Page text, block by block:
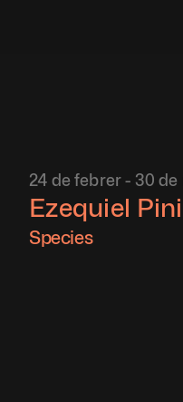
24 de febrer - 30
Ezequiel
Species